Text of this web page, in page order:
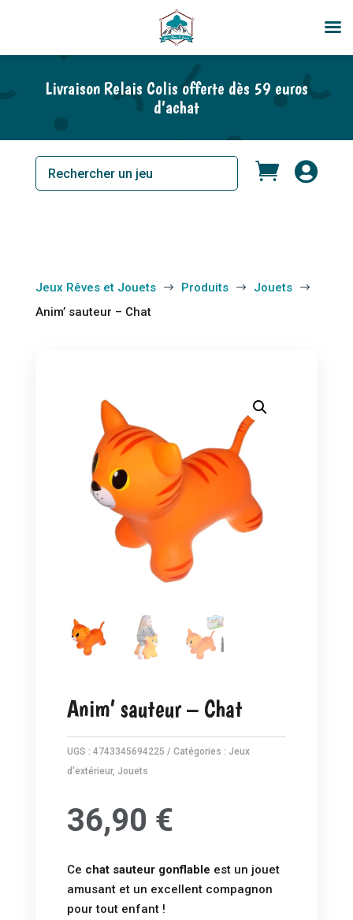
Livraison Relais Colis offerte dès 59 euros
d’achat
 
Jeux Rêves et Jouets $ Produits $ Jouets $
Anim’ sauteur – Chat
Anim’ sauteur – Chat
UGS : 4743345694225 Catégories : Jeux
d'extérieur, Jouets
36,90 €
Ce chat sauteur gonflable est un jouet
amusant et un excellent compagnon
pour tout enfant !